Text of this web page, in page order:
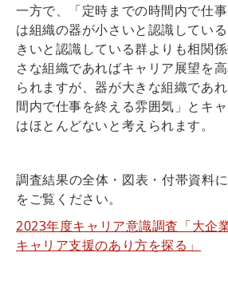
一方で、「定時までの時間内で仕事
は組織の器が小さいと認識してい
きいと認識している群よりも相関
さな組織であればキャリア展望を
られますが、器が大きな組織であ
間内で仕事を終える雰囲気」とキ
はほとんどないと考えられます。
調査結果の全体・図表・付帯資料
をご覧ください。
2023年度キャリア意識調査「大企
キャリア支援のあり方を探る」